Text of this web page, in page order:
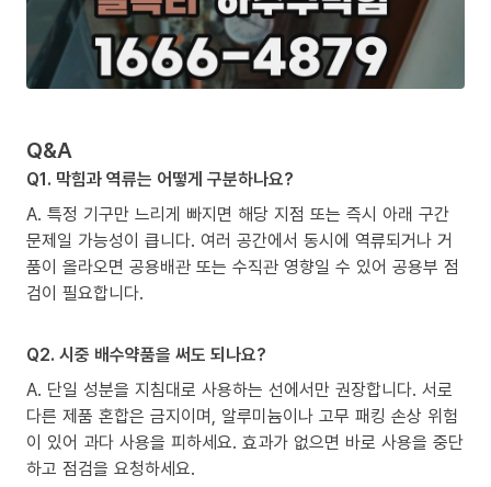
Q&A
Q1. 막힘과 역류는 어떻게 구분하나요?
A. 특정 기구만 느리게 빠지면 해당 지점 또는 즉시 아래 구간
문제일 가능성이 큽니다. 여러 공간에서 동시에 역류되거나 거
품이 올라오면 공용배관 또는 수직관 영향일 수 있어 공용부 점
검이 필요합니다.
Q2. 시중 배수약품을 써도 되나요?
A. 단일 성분을 지침대로 사용하는 선에서만 권장합니다. 서로
다른 제품 혼합은 금지이며, 알루미늄이나 고무 패킹 손상 위험
이 있어 과다 사용을 피하세요. 효과가 없으면 바로 사용을 중단
하고 점검을 요청하세요.